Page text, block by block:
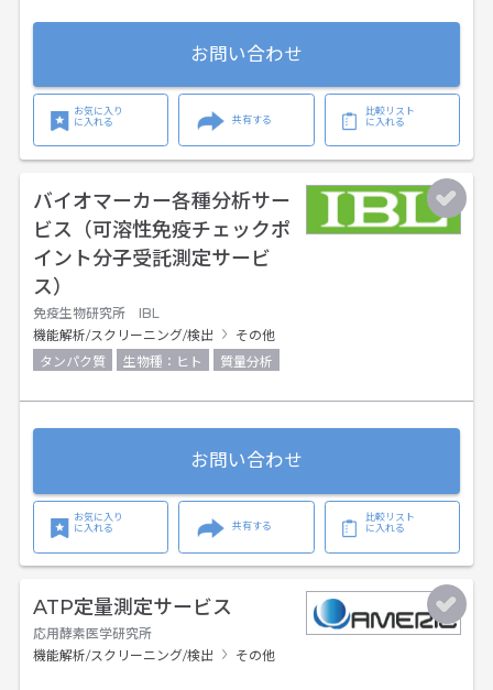
お問い合わせ
お気に入り
に入れる
共有する
比較リスト
に入れる
バイオマーカー各種分析サー
ビス（可溶性免疫チェックポ
イント分子受託測定サービ
ス）
免疫生物研究所 IBL
機能解析/スクリーニング/検出
その他
タンパク質
生物種：ヒト 質量分析
お問い合わせ
お気に入り
に入れる
共有する
比較リスト
に入れる
ATP定量測定サービス
応用酵素医学研究所
機能解析/スクリーニング/検出
その他